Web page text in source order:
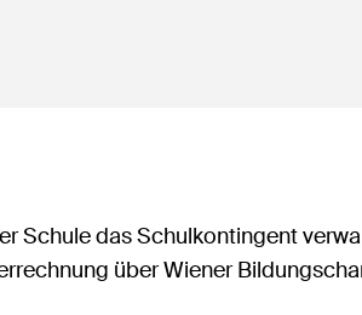
Schule das Schulkontingent
über Wiener